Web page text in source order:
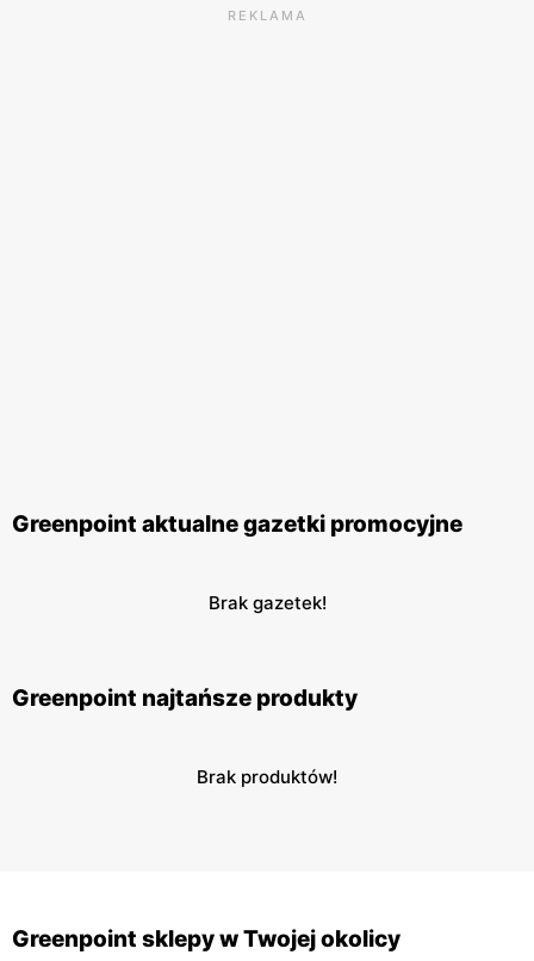
REKLAMA
Greenpoint aktualne gazetki promocyjne
Brak gazetek!
Greenpoint najtańsze produkty
Brak produktów!
Greenpoint sklepy w Twojej okolicy